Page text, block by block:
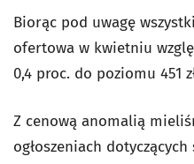
Biorąc pod uwagę
ofertowa w kwietniu
0,4 proc. do poziomu 451
Z cenową anomalią
ogłoszeniach